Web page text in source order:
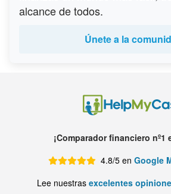
alcance de todos.
Únete a la
¡Comparador financiero nº1
4.8/5 en Google
Lee nuestras excelentes